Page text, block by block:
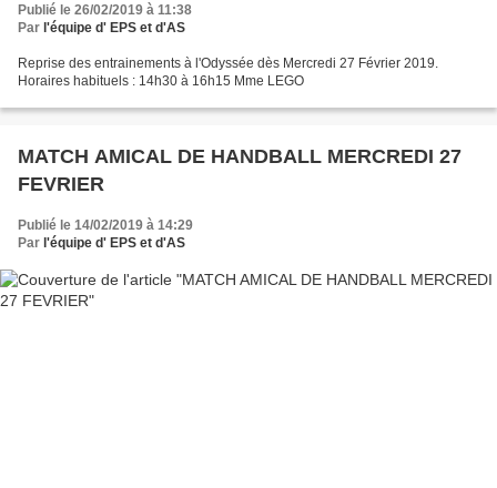
Publié le 26/02/2019 à 11:38
Par l'équipe d' EPS et d'AS
Reprise des entrainements à l'Odyssée dès Mercredi 27 Février 2019.
Horaires habituels : 14h30 à 16h15 Mme LEGO
MATCH AMICAL DE HANDBALL MERCREDI 27
FEVRIER
Publié le 14/02/2019 à 14:29
Par l'équipe d' EPS et d'AS